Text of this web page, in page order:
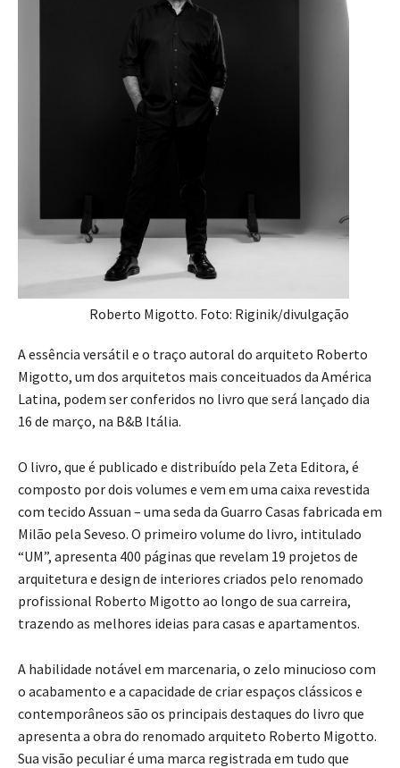
Roberto Migotto. Foto: Riginik/divulgação
A essência versátil e o traço autoral do arquiteto Roberto
Migotto, um dos arquitetos mais conceituados da América
Latina, podem ser conferidos no livro que será lançado dia
16 de março, na B&B Itália.
O livro, que é publicado e distribuído pela Zeta Editora, é
composto por dois volumes e vem em uma caixa revestida
com tecido Assuan – uma seda da Guarro Casas fabricada em
Milão pela Seveso. O primeiro volume do livro, intitulado
“UM”, apresenta 400 páginas que revelam 19 projetos de
arquitetura e design de interiores criados pelo renomado
profissional Roberto Migotto ao longo de sua carreira,
trazendo as melhores ideias para casas e apartamentos.
A habilidade notável em marcenaria, o zelo minucioso com
o acabamento e a capacidade de criar espaços clássicos e
contemporâneos são os principais destaques do livro que
apresenta a obra do renomado arquiteto Roberto Migotto.
Sua visão peculiar é uma marca registrada em tudo que